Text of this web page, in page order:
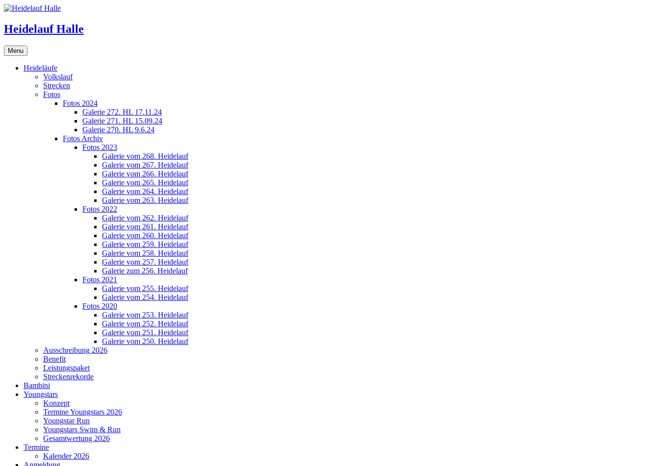
Skip
content
Heidelauf Halle
Menu
Heideläufe
Volkslauf
Strecken
Fotos
Fotos 2024
Galerie 272. HL 17.11.24
Galerie 271. HL 15.09.24
Galerie 270. HL 9.6.24
Fotos Archiv
Fotos 2023
Galerie vom 268. Heidelauf
Galerie vom 267. Heidelauf
Galerie vom 266. Heidelauf
Galerie vom 265. Heidelauf
Galerie vom 264. Heidelauf
Galerie vom 263. Heidelauf
Fotos 2022
Galerie vom 262. Heidelauf
Galerie vom 261. Heidelauf
Galerie vom 260. Heidelauf
Galerie vom 259. Heidelauf
Galerie vom 258. Heidelauf
Galerie vom 257. Heidelauf
Galerie zum 256. Heidelauf
Fotos 2021
Galerie vom 255. Heidelauf
Galerie vom 254. Heidelauf
Fotos 2020
Galerie vom 253. Heidelauf
Galerie vom 252. Heidelauf
Galerie vom 251. Heidelauf
Galerie vom 250. Heidelauf
Ausschreibung 2026
Benefit
Leistungspaket
Streckenrekorde
Bambini
Youngstars
Konzept
Termine Youngstars 2026
Youngstar Run
Youngstars Swim & Run
Gesamtwertung 2026
Termine
Kalender 2026